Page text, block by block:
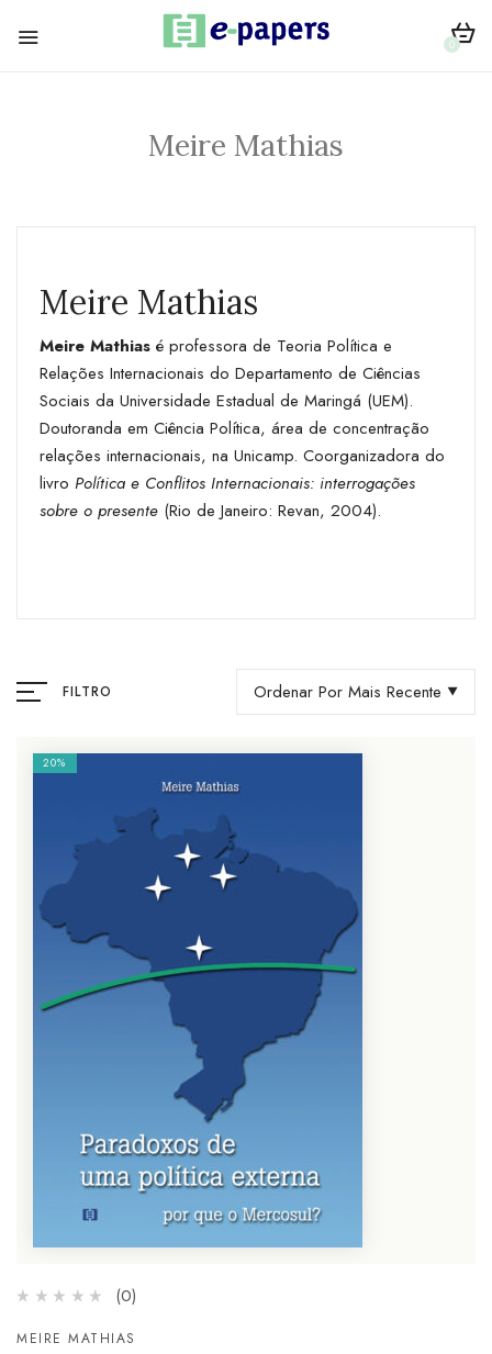
0
Meire Mathias
Meire Mathias
Meire Mathias é professora de Teoria Política e
Relações Internacionais do Departamento de Ciências
Sociais da Universidade Estadual de Maringá (UEM).
Doutoranda em Ciência Política, área de concentração
relações internacionais, na Unicamp. Coorganizadora do
livro Política e Conflitos Internacionais: interrogações
sobre o presente (Rio de Janeiro: Revan, 2004).
FILTRO Ordenar Por Mais Recente
20%
(0)
MEIRE MATHIAS